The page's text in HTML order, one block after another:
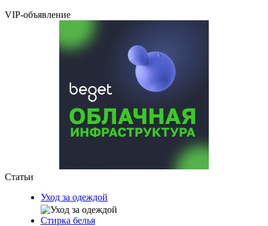
VIP-объявление
Статьи
Уход за одеждой
Стирка белья